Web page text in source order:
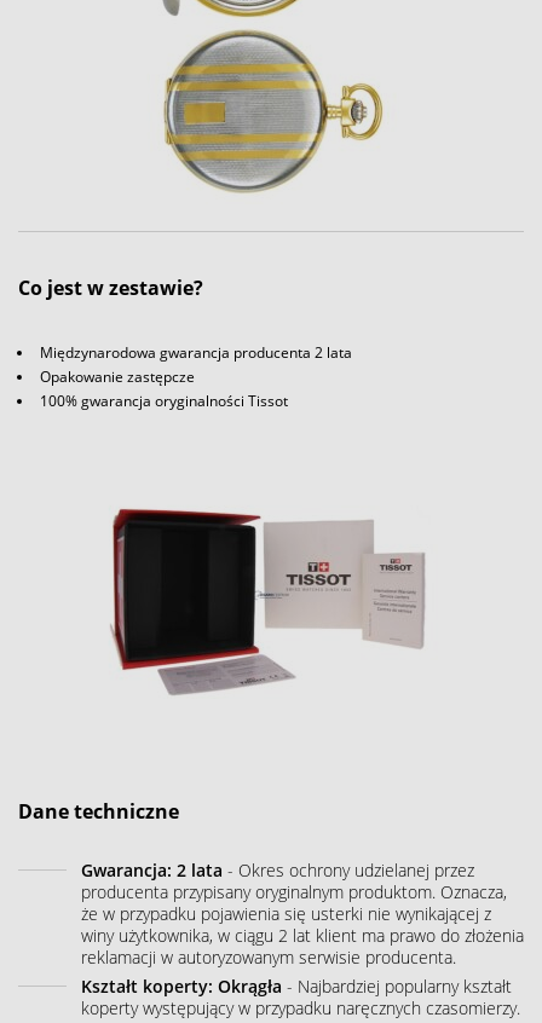
Co jest w zestawie?
Międzynarodowa gwarancja producenta 2 lata
Opakowanie zastępcze
100% gwarancja oryginalności Tissot
Dane techniczne
Gwarancja: 2 lata - Okres ochrony udzielanej przez
producenta przypisany oryginalnym produktom. Oznacza,
że w przypadku pojawienia się usterki nie wynikającej z
winy użytkownika, w ciągu 2 lat klient ma prawo do złożenia
reklamacji w autoryzowanym serwisie producenta.
Kształt koperty: Okrągła - Najbardziej popularny kształt
koperty występujący w przypadku naręcznych czasomierzy.